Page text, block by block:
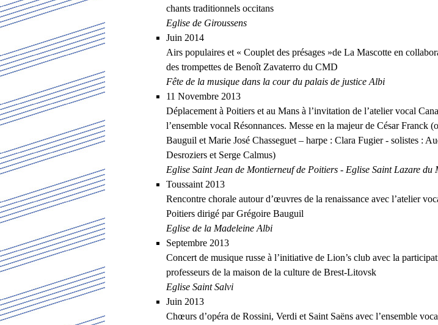
chants traditionnels occitans
Eglise de Giroussens
Juin 2014
Airs populaires et « Couplet des présages »de La Mascotte en
des trompettes de Benoît Zavaterro du CMD
Fête de la musique dans la cour du palais de justice Albi
11 Novembre 2013
Déplacement à Poitiers et au Mans à l’invitation de l’atelier vocal
l’ensemble vocal Résonnances. Messe en la majeur de César Franck
Bauguil et Marie José Chasseguet – harpe : Clara Fugier - solistes :
Desroziers et Serge Calmus)
Eglise Saint Jean de Montierneuf de Poitiers - Eglise Saint Lazare du
Toussaint 2013
Rencontre chorale autour d’œuvres de la renaissance avec l’atelier
Poitiers dirigé par Grégoire Bauguil
Eglise de la Madeleine Albi
Septembre 2013
Concert de musique russe à l’initiative de Lion’s club avec la
professeurs de la maison de la culture de Brest-Litovsk
Eglise Saint Salvi
Juin 2013
Chœurs d’opéra de Rossini, Verdi et Saint Saëns avec l’ensemble